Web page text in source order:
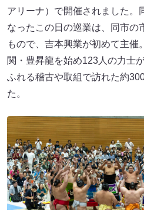
アリーナ）で開催されました。
なったこの日の巡業は、同市の
もので、吉本興業が初めて主催
関・豊昇龍を始め123人の力士
ふれる稽古や取組で訪れた約
た。